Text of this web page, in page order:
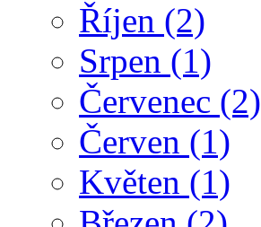
Říjen (2)
Srpen (1)
Červenec (2)
Červen (1)
Květen (1)